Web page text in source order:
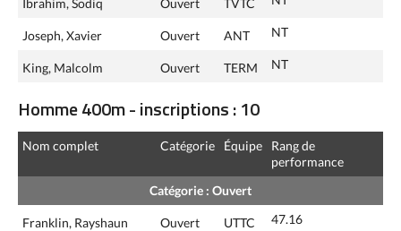
Ibrahim, Sodiq Ouvert TVTC
Joseph, Xavier Ouvert ANT NT
King, Malcolm Ouvert TERM NT
Homme 400m - inscriptions : 10
Nom complet Catégorie Équipe
Rang de
performance
Catégorie : Ouvert
Franklin, Rayshaun Ouvert UTTC 47.16